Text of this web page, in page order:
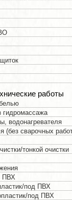
работы
гидромассажа
водонагревателя
(без сварочных
тонкой очистки
ПВХ
под ПВХ
под ПВХ